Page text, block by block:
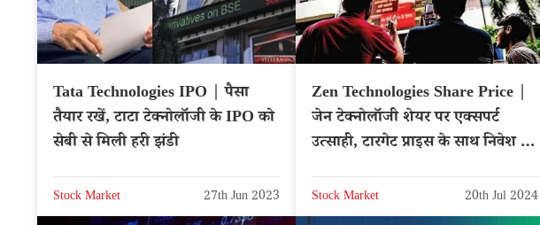
Tata Technologies IPO | पैसा
तैयार रखें, टाटा टेक्नोलॉजी के IPO को
सेबी से मिली हरी झंडी
Stock Market 27th Jun 2023
Zen Technologies Share Price |
जेन टेक्नोलॉजी शेयर पर एक्सपर्ट
उत्साही, टारगेट प्राइस के साथ निवेश की
Stock Market 20th Jul 2024